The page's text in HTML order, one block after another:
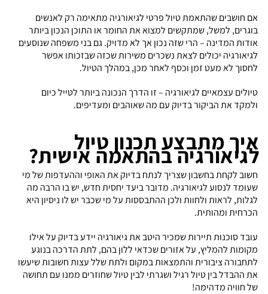
אם חושבים שהתאמת טיול פרטי לגיאורגיה מתאימה רק לאנשים
בוגרים, למשל, שמתקשים למצוא את החומר או התוכן הנכון ביותר
אודות המדינה – הרי שזה נכון אך לא מדויק. גם בני משפחה שנוסעים
לגיאורגיה יכולים לצאת נשכרים משירות שכזה שבזכותו אפשר
לחסוך לא מעט זמן וכסף לאחר מכן, במהלך הטיול.
טיולים עצמאיים לגיאורגיה – זו הדרך הנכונה ביותר לטייל כיום
ולמקד את הביקור בדיוק עם מה שאוהבים ומעדיפים.
איך מתבצע תכנון טיול
לגיאורגיה בהתאמה אישית?
חשוב לקחת בחשבון שצריך לנתח בדיוק את האופי וההעדפות של מי
שעומד לנסוע לגיאורגיה. מדובר ביעד יחסית חדש, יש בו הרבה מה
לגלות, לראות ולחוות ולכן ההתבססות על מי שכבר יש לו ניסיון היא
הכרחית ומהותית.
עובד סוכנות תיירות שמכיר היטב את גיאורגיה יידע בדיוק על אילו
מקומות להמליץ, על אזורים שכדאי ללון בהם, לתת הדרכה בנוגע
לתחבורה ציבורית והתמצאות במקום ולתת שלל עצות חשובות שיעשו
את ההבדל בין טיול רגיל ושגרתי לבין טיול שחוזרים ממנו עם תחושה
של חוויה מדהימה!